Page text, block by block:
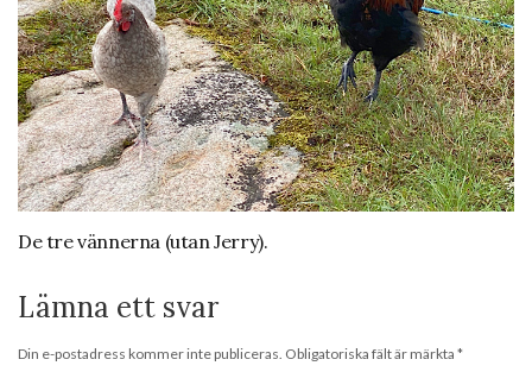
De tre vännerna (utan Jerry).
Lämna ett svar
Din e-postadress kommer inte publiceras. Obligatoriska fält är märkta *